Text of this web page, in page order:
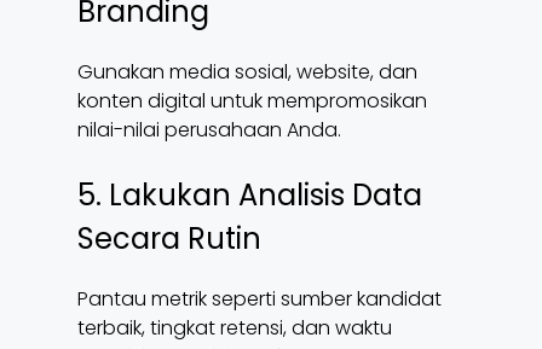
Branding
Gunakan media sosial, website, dan
konten digital untuk mempromosikan
nilai-nilai perusahaan Anda.
5. Lakukan Analisis Data
Secara Rutin
Pantau metrik seperti sumber kandidat
terbaik, tingkat retensi, dan waktu